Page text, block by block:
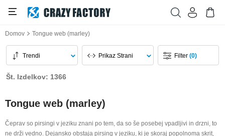
Domov Tongue web (marley)
Trendi Prikaz Strani Filter(0)
Št. Izdelkov: 1366
Tongue web (marley)
Čeprav so pirsingi v jeziku znani po tem, da so še posebej vpadljivi in drzni, to
ne drži vedno. Dejansko obstaja pirsing v jeziku, ki je skoraj popolnoma skrit,